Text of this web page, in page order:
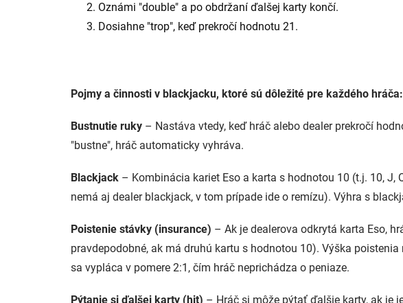
Oznámi "double" a po obdržaní ďalšej karty končí.
Dosiahne "trop", keď prekročí hodnotu 21.
Pojmy a činnosti v blackjacku, ktoré sú dôležité pre každého hráča:
Bustnutie ruky – Nastáva vtedy, keď hráč alebo dealer prekročí
"bustne", hráč automaticky vyhráva.
Blackjack – Kombinácia kariet Eso a karta s hodnotou 10 (t.j. 10,
nemá aj dealer blackjack, v tom prípade ide o remízu). Výhra s
Poistenie stávky (insurance) – Ak je dealerova odkrytá karta Eso,
pravdepodobné, ak má druhú kartu s hodnotou 10). Výška
sa vypláca v pomere 2:1, čím hráč neprichádza o peniaze.
Pýtanie si ďalšej karty (hit) – Hráč si môže pýtať ďalšie karty, ak je